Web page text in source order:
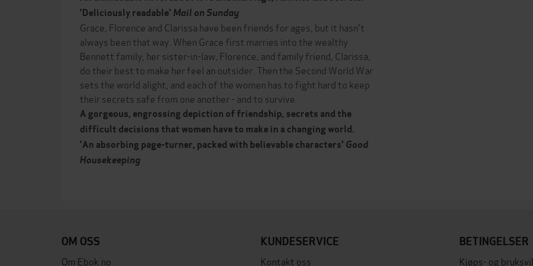
'Deliciously readable' Mail on Sunday
Grace, Florence and Clarissa have been friends for ages, but it hasn't
always been that way. When Grace first marries into the wealthy
Bennett family, her sister-in-law, Florence, and family friend, Clarissa,
do their best to make her feel an outsider. Then the Second World War
sets the world alight, and each of the women has to fight hard to keep
their secrets safe from one another - and to survive.
A gorgeous, engrossing depiction of friendship, secrets and the
difficult decisions that women have to make in a changing world.
'An absorbing page-turner, packed with believable characters' Good
Housekeeping
OM OSS
Om Ebok.no
KUNDESERVICE
Kontakt oss
BETINGELSER
Kjøps- og